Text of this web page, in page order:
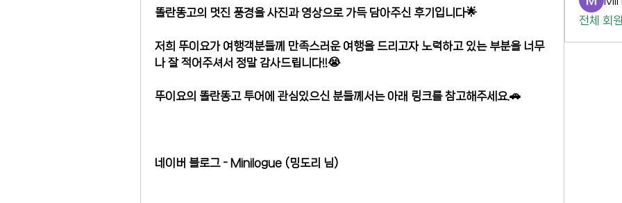
똘란똥고의 멋진 풍경을 사진과 영상으로 가득 담아주신 후기입니다🌟
저희 뚜이요가 여행객분들께 만족스러운 여행을 드리고자 노력하고 있는 부분을 너무
나 잘 적어주셔서 정말 감사드립니다!!😭
뚜이요의 똘란똥고 투어에 관심있으신 분들께서는 아래 링크를 참고해주세요.🚗
네이버 블로그 - Minilogue (밍도리 님)
전체 회